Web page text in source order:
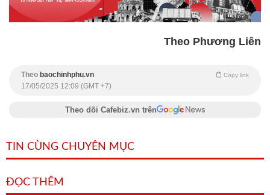
Theo Phương Liên
Theo baochinhphu.vn Copy link
17/05/2025 12:09 (GMT +7)
Theo dõi Cafebiz.vn trên
TIN CÙNG CHUYÊN MỤC
ĐỌC THÊM